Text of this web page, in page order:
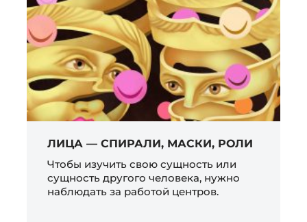
ЛИЦА — СПИРАЛИ, МАСКИ, РОЛИ
Чтобы изучить свою сущность или
сущность другого человека, нужно
наблюдать за работой центров.